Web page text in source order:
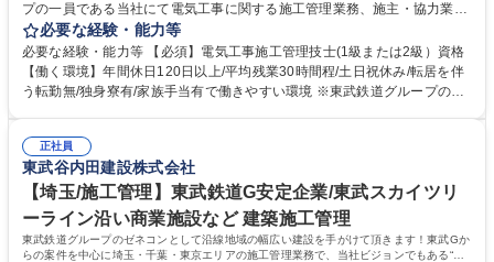
プの一員である当社にて電気工事に関する施工管理業務、施主・協力業者
との電気工事に関する調整などをお任せ致します。東武Gからの案件が7
～8割な為、転勤も無く働きやすい環境です。 【詳細】当社の「建築事業
(鉄道関連施設等)」への配属となり、電気の施工管理業務をお任せしま
す。具体的には電気工事に関する施工計画の作成、管理（工程・品質・安
京スカイツリー駅付近仮線軌道切替工事 等【事例】https://tobu-yachida.c
o.jp/works/construction/ 募集職種 東武鉄道グループ【電気工事施工管
理】年休122日/有給消化率8割/創業97周年
必要な経験・能力等
必要な経験・能力等 【必須】電気工事施工管理技士(1級または2級）資格
【働く環境】年間休日120日以上/平均残業30時間程/土日祝休み/転居を伴
う転勤無/独身寮有/家族手当有で働きやすい環境 ※東武鉄道グループのた
環境です。【当社の魅力】■東武(鉄道)グループの一員であり、会社基盤と
して非常に安定 ■鉄道沿線での業務のため基本的に転勤、出張無 ■創業97
年の安定基盤/平均勤続年数16.9年で長期的就業可 ■業者とのフランクな関
係性◎(長い付き合いの業者が多いです) 学歴・資格 学歴：大学院 大学 高
専 短大 専修学校 高校 語学力： 資格：2級電気工事施工管理技士 1級電気
工事施工管理技士
正社員
東武谷内田建設株式会社
【埼玉/施工管理】東武鉄道G安定企業/東武スカイツリ
ーライン沿い商業施設など 建築施工管理
東武鉄道グループのゼネコンとして沿線地域の幅広い建設を手がけて頂きます！東武Gか
らの案件を中心に埼玉・千葉・東京エリアの施工管理業務で、当社ビジョンでもある“ま